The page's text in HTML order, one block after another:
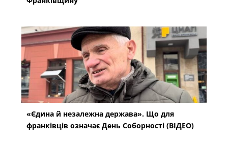
«Єдина й незалежна держава». Що для
франківців означає День Соборності (ВІДЕО)